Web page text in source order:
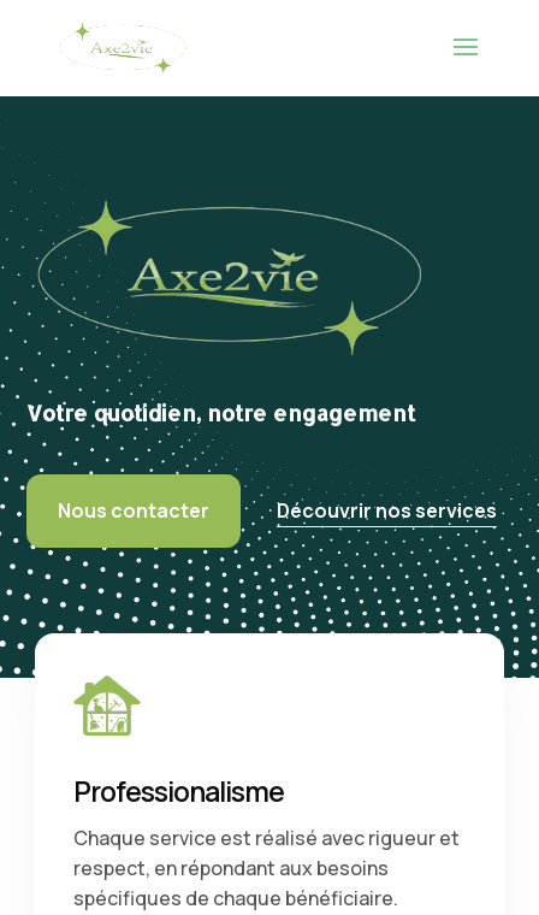
Votre quotidien, notre engagement
Nous contacter Découvrir nos services
Professionalisme
Chaque service est réalisé avec rigueur et
respect, en répondant aux besoins
spécifiques de chaque bénéficiaire.